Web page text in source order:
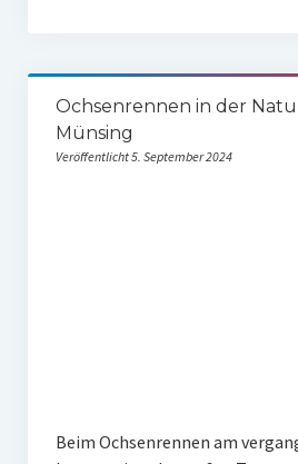
Ochsenrennen in der
Münsing
Veröffentlicht 5. September 2024
Beim Ochsenrennen am